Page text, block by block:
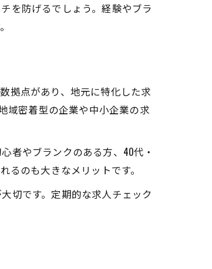
を防げるでしょう。経験やブラ
拠点があり、地元に特化した求
域密着型の企業や中小企業の求
者やブランクのある方、40代・
のも大きなメリットです。
切です。定期的な求人チェック